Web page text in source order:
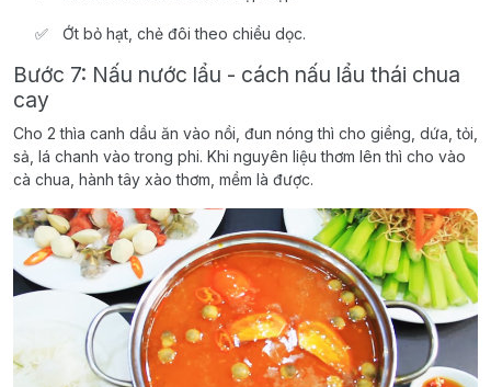
Ớt bỏ hạt, chẻ đôi theo chiều dọc.
Bước 7: Nấu nước lẩu - cách nấu lẩu thái chua
cay
Cho 2 thìa canh dầu ăn vào nồi, đun nóng thì cho giềng, dứa, tỏi,
sả, lá chanh vào trong phi. Khi nguyên liệu thơm lên thì cho vào
cà chua, hành tây xào thơm, mềm là được.